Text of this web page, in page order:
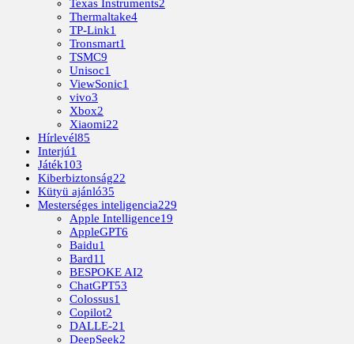
Texas Instruments2
Thermaltake4
TP-Link1
Tronsmart1
TSMC9
Unisoc1
ViewSonic1
vivo3
Xbox2
Xiaomi22
Hírlevél85
Interjú1
Játék103
Kiberbiztonság22
Kütyü ajánló35
Mesterséges inteligencia229
Apple Intelligence19
AppleGPT6
Baidu1
Bard11
BESPOKE AI2
ChatGPT53
Colossus1
Copilot2
DALLE-21
DeepSeek2